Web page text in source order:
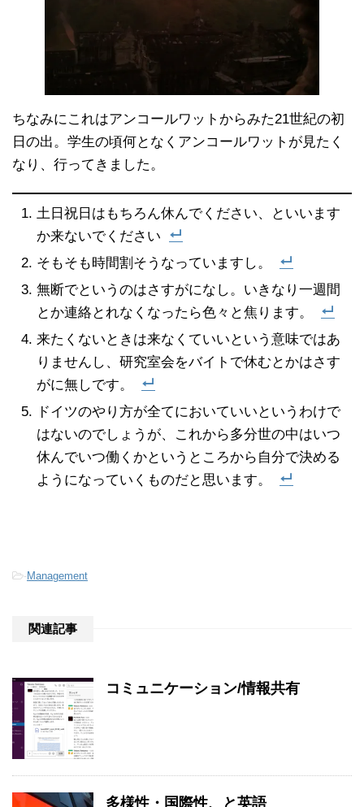
ちなみにこれはアンコールワットからみた21世紀の初
日の出。学生の頃何となくアンコールワットが見たく
なり、行ってきました。
土日祝日はもちろん休んでください、といいます
か来ないでください
そもそも時間割そうなっていますし。
無断でというのはさすがになし。いきなり一週間
とか連絡とれなくなったら色々と焦ります。
来たくないときは来なくていいという意味ではあ
りませんし、研究室会をバイトで休むとかはさす
がに無しです。
ドイツのやり方が全てにおいていいというわけで
はないのでしょうが、これから多分世の中はいつ
休んでいつ働くかというところから自分で決める
ようになっていくものだと思います。
-Management
関連記事
コミュニケーション/情報共有
多様性・国際性、と英語